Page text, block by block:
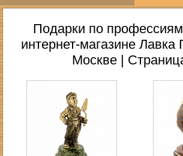
Подарки по профессиям
интернет-магазине Лавка
Москве |